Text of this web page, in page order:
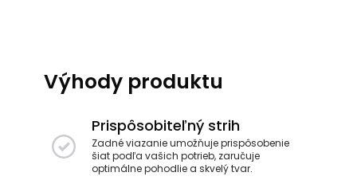
Výhody produktu
Prispôsobiteľný strih
Zadné viazanie umožňuje prispôsobenie
šiat podľa vašich potrieb, zaručuje
optimálne pohodlie a skvelý tvar.